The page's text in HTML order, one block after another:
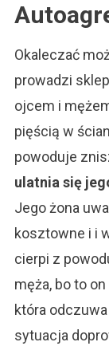
Okaleczać
prowadzi
ojcem i
pięścią w
powoduje
ulatnia się
Jego żona
kosztowne i i
cierpi z
męża, bo to
która
sytuacja